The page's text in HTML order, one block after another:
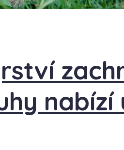
nabízí